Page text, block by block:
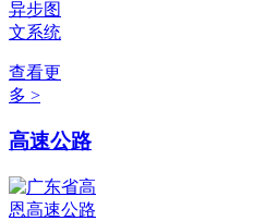
查看更
多 >
高速公路